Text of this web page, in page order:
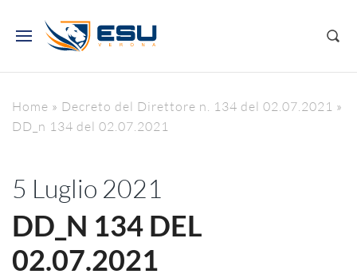
Home » Decreto del Direttore n. 134 del 02.07.2021 »
DD_n 134 del 02.07.2021
5 Luglio 2021
DD_N 134 DEL
02.07.2021